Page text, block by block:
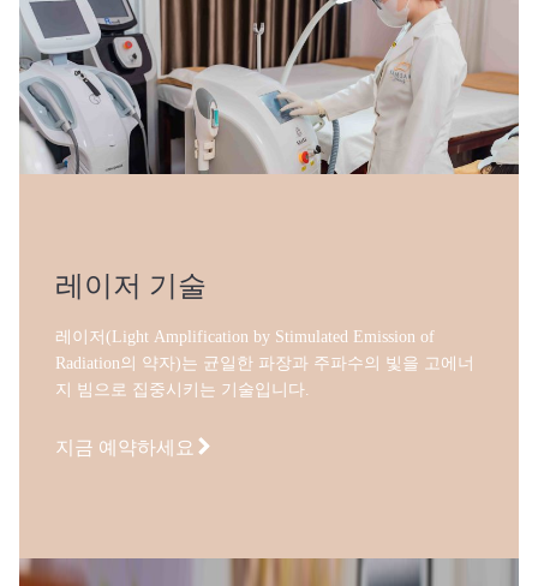
레이저 기술
레이저(Light Amplification by Stimulated Emission of
Radiation의 약자)는 균일한 파장과 주파수의 빛을 고에너
지 빔으로 집중시키는 기술입니다.
지금 예약하세요